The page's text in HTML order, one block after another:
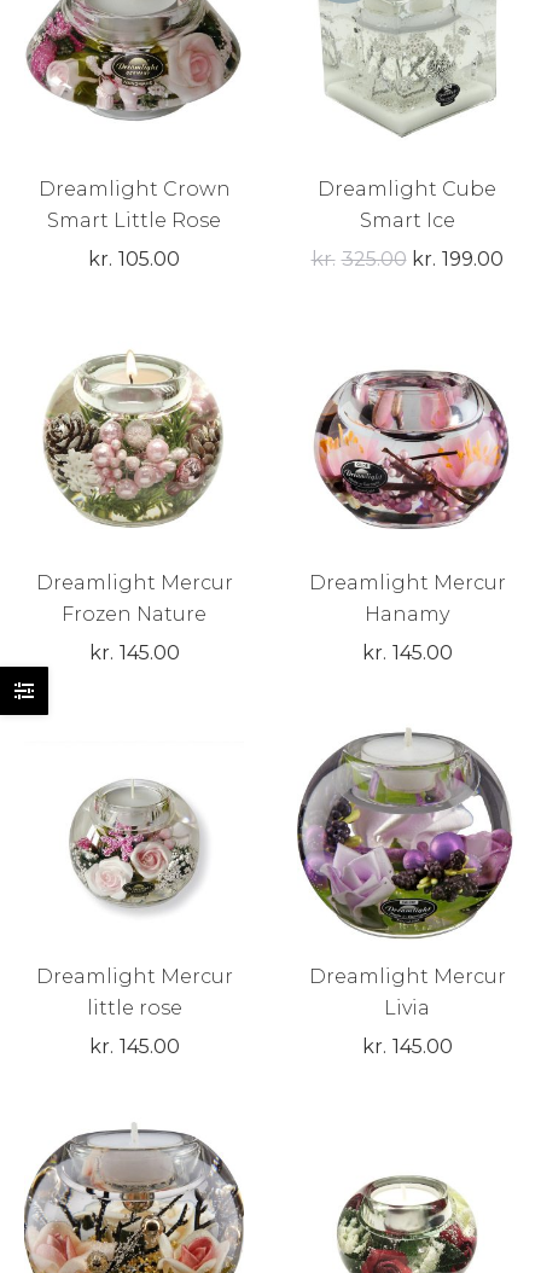
Dreamlight Crown
Smart Little Rose
kr. 105.00
Dreamlight Cube
Smart Ice
kr. 325.00 Den
kr.325.00.
kr. 199.00
Dreamlight Mercur
Frozen Nature
kr. 145.00
Dreamlight Mercur
Hanamy
kr. 145.00
Dreamlight Mercur
little rose
kr. 145.00
Dreamlight Mercur
Livia
kr. 145.00